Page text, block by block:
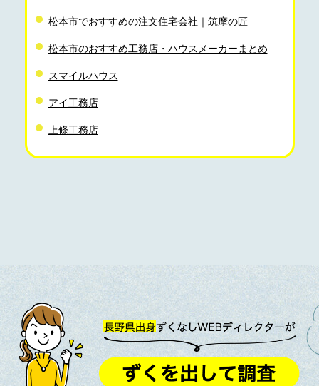
松本市でおすすめの注文住宅会社｜筑摩の匠
松本市のおすすめ工務店・ハウスメーカーまとめ
スマイルハウス
アイ工務店
上條工務店